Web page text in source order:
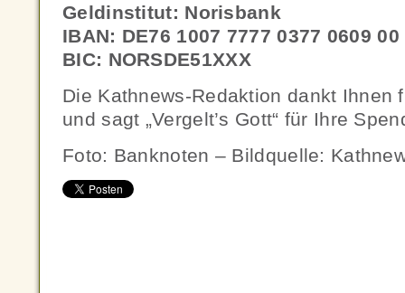
Geldinstitut: Norisbank
IBAN: DE76 1007 7777 0377 0609 00
BIC: NORSDE51XXX
Die Kathnews-Redaktion dankt Ihnen
und sagt „Vergelt’s Gott“ für Ihre
Foto: Banknoten – Bildquelle: